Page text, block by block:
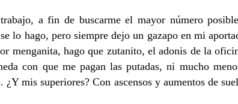
a fin de buscarme el mayor número
lo hago, pero siempre dejo un gazapo en mi
menganita, hago que zutanito, el adonis de la
con que me pagan las putadas, ni mucho
mis superiores? Con ascensos y aumentos de